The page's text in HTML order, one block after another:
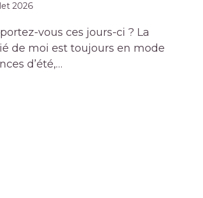
2026
vous ces jours-ci ? La
de moi est toujours en mode
d’été,…